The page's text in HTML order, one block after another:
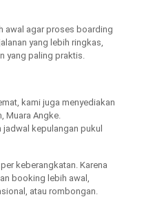
awal agar proses boarding
yang lebih ringkas,
yang paling praktis.
kami juga menyediakan
Muara Angke.
kepulangan pukul
keberangkatan. Karena
booking lebih awal,
atau rombongan.